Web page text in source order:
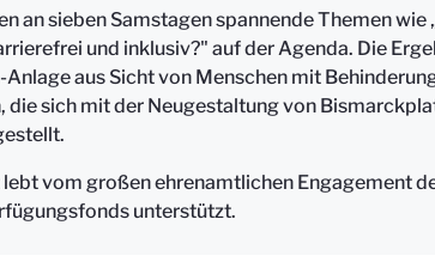
an sieben Samstagen spannende Themen
und inklusiv?" auf der Agenda. Die
Anlage aus Sicht von Menschen mit
die sich mit der Neugestaltung von
vom großen ehrenamtlichen Engagement
unterstützt.